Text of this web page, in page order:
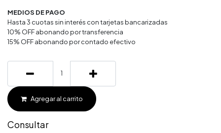
MEDIOS DE PAGO
Hasta 3 cuotas sin interés con tarjetas bancarizadas
10% OFF abonando por transferencia
15% OFF abonando por contado efectivo
Agregar al carrito
Consultar